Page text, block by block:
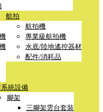
航拍
航拍機
專業級航拍機
水底/陸地遙控器材
配件/消耗品
統設備
腳架
三腳架雲台套裝